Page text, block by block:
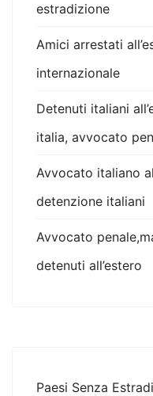
estradizione
Amici arrestati
internazionale
Detenuti italiani
italia, avvocato
Avvocato italiano
detenzione italiani
Avvocato
detenuti all’estero
Paesi Senza